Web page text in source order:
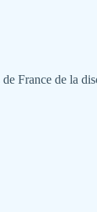
France de la